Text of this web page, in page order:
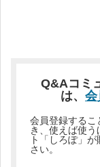
Q&Aコミ
は、 会
会員登録するこ
き、使えば使
ト「しろぽ」
さい。